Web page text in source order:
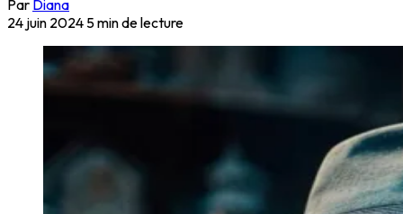
Par Diana
24 juin 2024 5 min de lecture